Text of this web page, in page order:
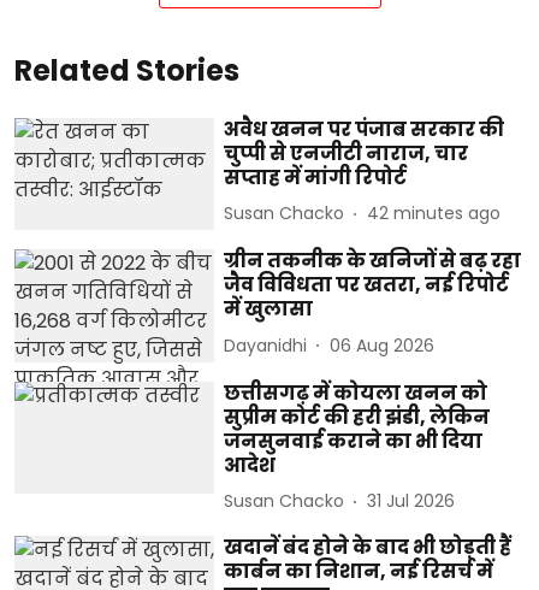
Related Stories
अवैध खनन पर पंजाब सरकार की
चुप्पी से एनजीटी नाराज, चार
सप्ताह में मांगी रिपोर्ट
Susan Chacko 42 minutes ago
ग्रीन तकनीक के खनिजों से बढ़ रहा
जैव विविधता पर खतरा, नई रिपोर्ट
में खुलासा
Dayanidhi 06 Aug 2026
छत्तीसगढ़ में कोयला खनन को
सुप्रीम कोर्ट की हरी झंडी, लेकिन
जनसुनवाई कराने का भी दिया
आदेश
Susan Chacko 31 Jul 2026
खदानें बंद होने के बाद भी छोड़ती हैं
कार्बन का निशान, नई रिसर्च में